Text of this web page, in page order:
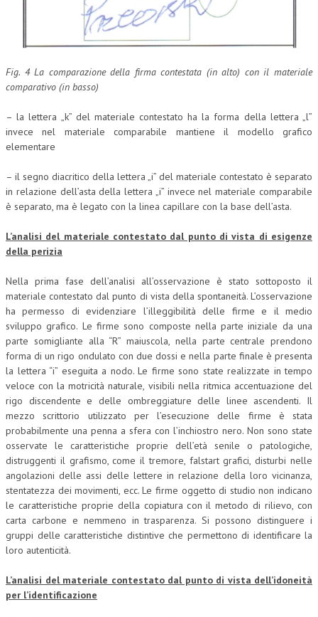
Fig. 4 La comparazione della firma contestata (in alto) con il materiale
comparativo (in basso)
– la lettera „k” del materiale contestato ha la forma della lettera „l”
invece nel materiale comparabile mantiene il modello grafico
elementare
– il segno diacritico della lettera „i” del materiale contestato è separato
in relazione dell’asta della lettera „i” invece nel materiale comparabile
è separato, ma è legato con la linea capillare con la base dell’asta.
L’analisi del materiale contestato dal punto di vista di esigenze
della perizia
Nella prima fase dell’analisi all’osservazione è stato sottoposto il
materiale contestato dal punto di vista della spontaneità. L’osservazione
ha permesso di evidenziare l’illeggibilità delle firme e il medio
sviluppo grafico. Le firme sono composte nella parte iniziale da una
parte somigliante alla “R” maiuscola, nella parte centrale prendono
forma di un rigo ondulato con due dossi e nella parte finale è presenta
la lettera “i” eseguita a nodo. Le firme sono state realizzate in tempo
veloce con la motricità naturale, visibili nella ritmica accentuazione del
rigo discendente e delle ombreggiature delle linee ascendenti. Il
mezzo scrittorio utilizzato per l’esecuzione delle firme è stata
probabilmente una penna a sfera con l’inchiostro nero. Non sono state
osservate le caratteristiche proprie dell’età senile o patologiche,
distruggenti il grafismo, come il tremore, falstart grafici, disturbi nelle
angolazioni delle assi delle lettere in relazione della loro vicinanza,
stentatezza dei movimenti, ecc. Le firme oggetto di studio non indicano
le caratteristiche proprie della copiatura con il metodo di rilievo, con
carta carbone e nemmeno in trasparenza. Si possono distinguere i
gruppi delle caratteristiche distintive che permettono di identificare la
loro autenticità.
L’analisi del materiale contestato dal punto di vista dell’idoneità
per l’identificazione